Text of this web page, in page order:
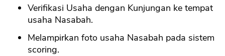
Verifikasi Usaha dengan Kunjungan ke tempat
usaha Nasabah.
Melampirkan foto usaha Nasabah pada sistem
scoring.